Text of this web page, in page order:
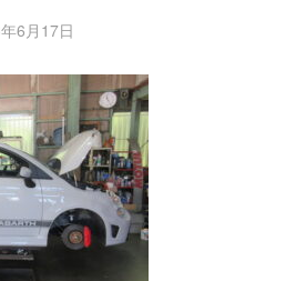
6月17日